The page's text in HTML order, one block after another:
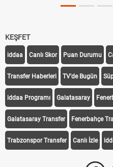
KEŞFET
iddaa Canlı Skor Puan Durumu
Transfer Haberleri TV'de Bugün
iddaa Programı Galatasaray
Galatasaray Transfer Fenerbahçe
Trabzonspor Transfer Canlı İzle